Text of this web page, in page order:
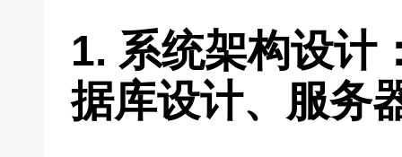
1. 系统架构设计
据库设计、服务